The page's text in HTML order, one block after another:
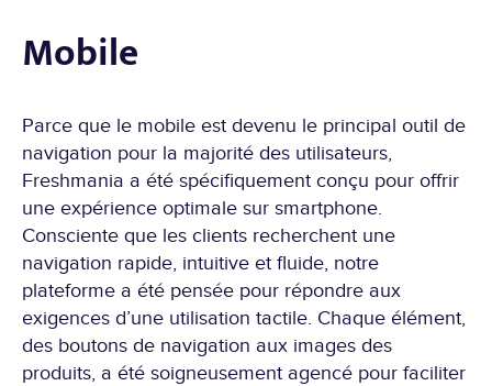
Mobile
Parce que le mobile est devenu le principal outil de
navigation pour la majorité des utilisateurs,
Freshmania a été spécifiquement conçu pour offrir
une expérience optimale sur smartphone.
Consciente que les clients recherchent une
navigation rapide, intuitive et fluide, notre
plateforme a été pensée pour répondre aux
exigences d’une utilisation tactile. Chaque élément,
des boutons de navigation aux images des
produits, a été soigneusement agencé pour faciliter